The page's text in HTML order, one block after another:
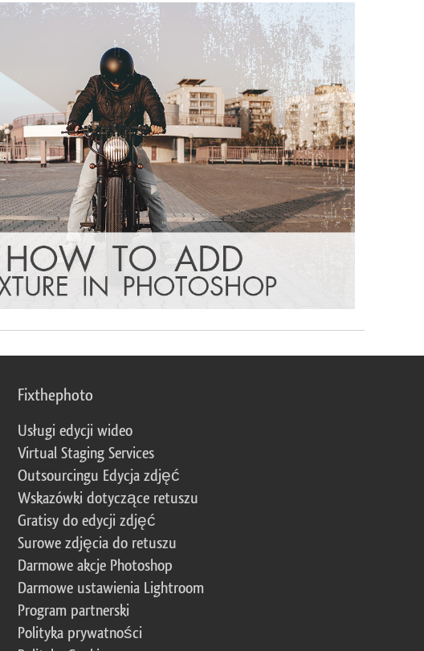
Fixthephoto
Usługi edycji wideo
Virtual Staging Services
Outsourcingu Edycja zdjęć
Wskazówki dotyczące retuszu
Gratisy do edycji zdjęć
Surowe zdjęcia do retuszu
Darmowe akcje Photoshop
Darmowe ustawienia Lightroom
Program partnerski
Polityka prywatności